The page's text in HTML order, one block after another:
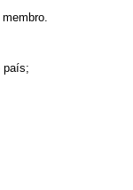
país;